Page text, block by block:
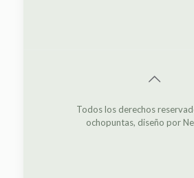
Todos los derechos
ochopuntas, diseño por